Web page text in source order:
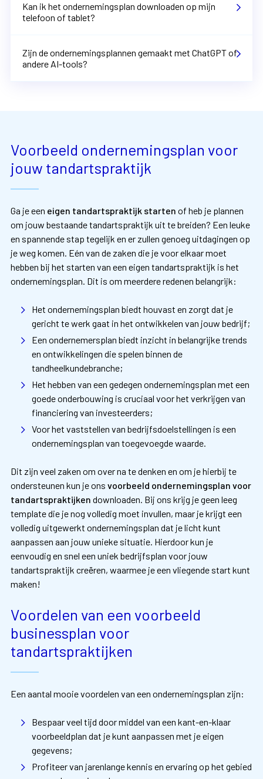
Kan ik het ondernemingsplan downloaden op mijn
telefoon of tablet?
Zijn de ondernemingsplannen gemaakt met ChatGPT of
andere AI-tools?
Voorbeeld ondernemingsplan voor
jouw tandartspraktijk
Ga je een eigen tandartspraktijk starten of heb je plannen
om jouw bestaande tandartspraktijk uit te breiden? Een leuke
en spannende stap tegelijk en er zullen genoeg uitdagingen op
je weg komen. Eén van de zaken die je voor elkaar moet
hebben bij het starten van een eigen tandartspraktijk is het
ondernemingsplan. Dit is om meerdere redenen belangrijk:
Het ondernemingsplan biedt houvast en zorgt dat je
gericht te werk gaat in het ontwikkelen van jouw bedrijf;
Een ondernemersplan biedt inzicht in belangrijke trends
en ontwikkelingen die spelen binnen de
tandheelkundebranche;
Het hebben van een gedegen ondernemingsplan met een
goede onderbouwing is cruciaal voor het verkrijgen van
financiering van investeerders;
Voor het vaststellen van bedrijfsdoelstellingen is een
ondernemingsplan van toegevoegde waarde.
Dit zijn veel zaken om over na te denken en om je hierbij te
ondersteunen kun je ons voorbeeld ondernemingsplan voor
tandartspraktijken downloaden. Bij ons krijg je geen leeg
template die je nog volledig moet invullen, maar je krijgt een
volledig uitgewerkt ondernemingsplan dat je licht kunt
aanpassen aan jouw unieke situatie. Hierdoor kun je
eenvoudig en snel een uniek bedrijfsplan voor jouw
tandartspraktijk creëren, waarmee je een vliegende start kunt
maken!
Voordelen van een voorbeeld
businessplan voor
tandartspraktijken
Een aantal mooie voordelen van een ondernemingsplan zijn:
Bespaar veel tijd door middel van een kant-en-klaar
voorbeeldplan dat je kunt aanpassen met je eigen
gegevens;
Profiteer van jarenlange kennis en ervaring op het gebied